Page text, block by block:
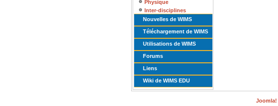
Physique
Inter-disciplines
Nouvelles de WIMS
Téléchargement de WIMS
Utilisations de WIMS
Forums
Liens
Wiki de WIMS EDU
Joomla!